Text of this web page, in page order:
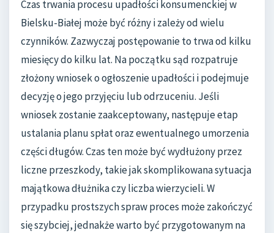
Czas trwania procesu upadłości konsumenckiej w
Bielsku-Białej może być różny i zależy od wielu
czynników. Zazwyczaj postępowanie to trwa od kilku
miesięcy do kilku lat. Na początku sąd rozpatruje
złożony wniosek o ogłoszenie upadłości i podejmuje
decyzję o jego przyjęciu lub odrzuceniu. Jeśli
wniosek zostanie zaakceptowany, następuje etap
ustalania planu spłat oraz ewentualnego umorzenia
części długów. Czas ten może być wydłużony przez
liczne przeszkody, takie jak skomplikowana sytuacja
majątkowa dłużnika czy liczba wierzycieli. W
przypadku prostszych spraw proces może zakończyć
się szybciej, jednakże warto być przygotowanym na